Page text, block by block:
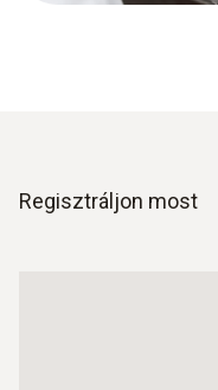
Regisztráljon most